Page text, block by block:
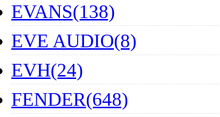
EVANS(138)
EVE AUDIO(8)
EVH(24)
FENDER(648)